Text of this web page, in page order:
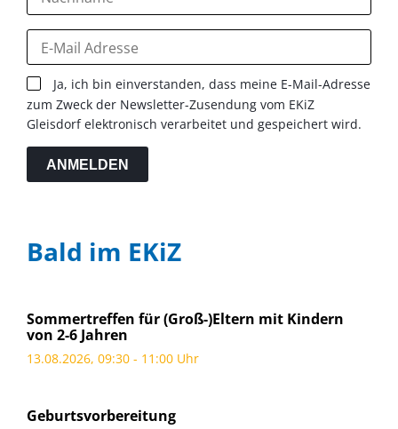
Ja, ich bin einverstanden, dass meine E-Mail-Adresse
zum Zweck der Newsletter-Zusendung vom EKiZ
Gleisdorf elektronisch verarbeitet und gespeichert wird.
ANMELDEN
Bald im EKiZ
Sommertreffen für (Groß-)Eltern mit Kindern
von 2-6 Jahren
13.08.2026, 09:30 - 11:00 Uhr
Geburtsvorbereitung